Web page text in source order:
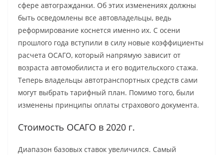
сфере автогражданки. Об этих изменениях должны
быть осведомлены все автовладельцы, ведь
реформирование коснется именно их. С осени
прошлого года вступили в силу новые коэффициенты
расчета ОСАГО, который напрямую зависит от
возраста автомобилиста и его водительского стажа.
Теперь владельцы автотранспортных средств сами
могут выбрать тарифный план. Помимо того, были
изменены принципы оплаты страхового документа.
Стоимость ОСАГО в 2020 г.
Диапазон базовых ставок увеличился. Самый